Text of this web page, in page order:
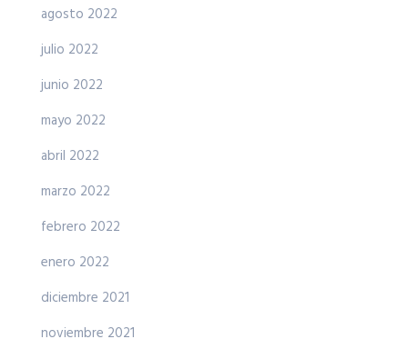
agosto 2022
julio 2022
junio 2022
mayo 2022
abril 2022
marzo 2022
febrero 2022
enero 2022
diciembre 2021
noviembre 2021